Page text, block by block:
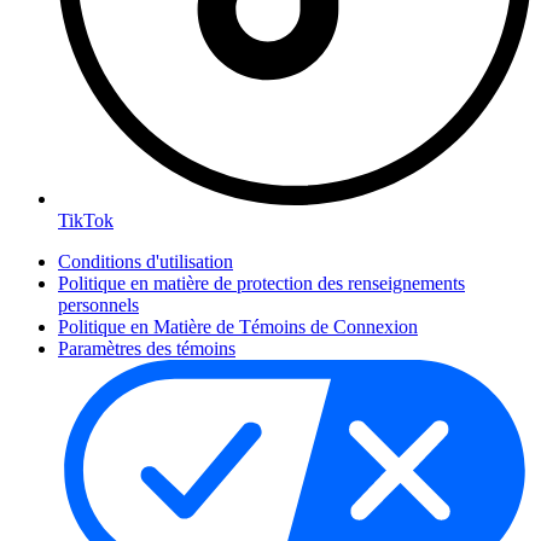
TikTok
Conditions d'utilisation
Politique en matière de protection des renseignements
personnels
Politique en Matière de Témoins de Connexion
Paramètres des témoins